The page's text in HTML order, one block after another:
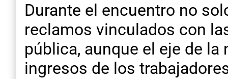
Durante el encuentro no
reclamos vinculados con
pública, aunque el eje de
ingresos de los